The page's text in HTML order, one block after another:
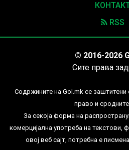
RSS
© 2016-2026
Сите права
Содржините на Gol.mk се
право и
За секоја форма на
комерцијална употреба на текстови,
овој веб сајт, потребна е